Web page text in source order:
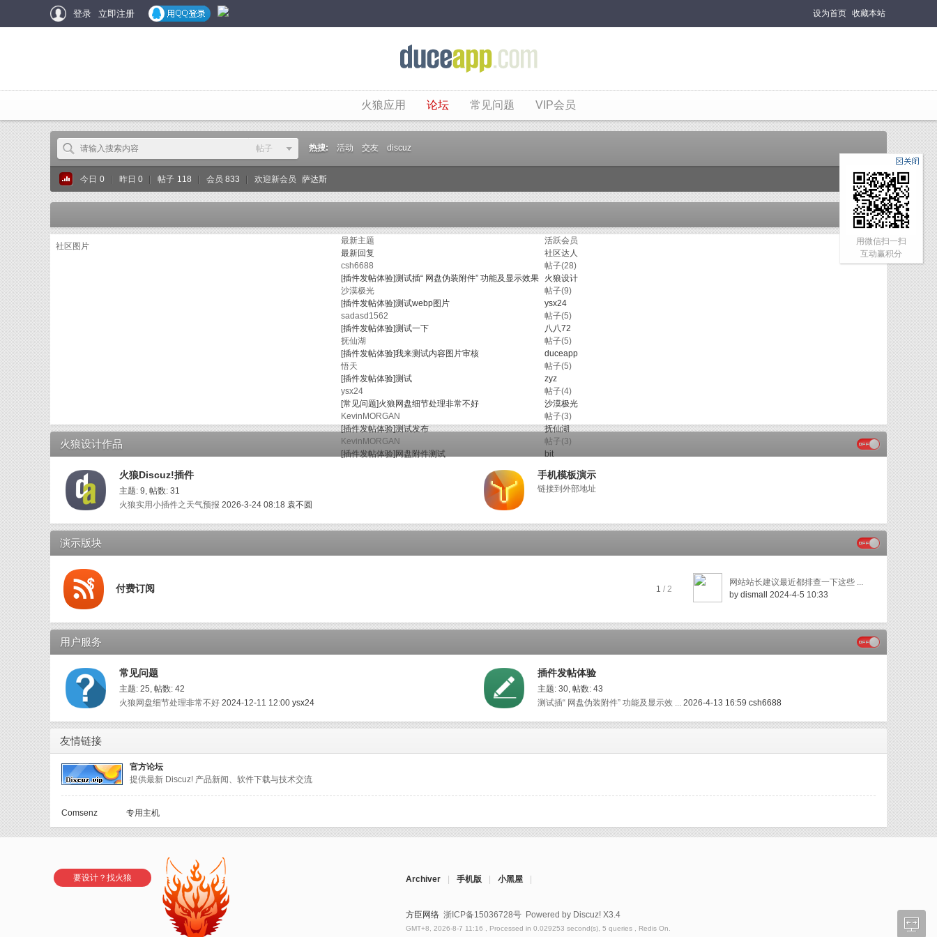
登录 立即注册 设为首页 收藏本站
火狼应用 论坛 常见问题 VIP会员
帖子
用户
热搜: 活动 交友 discuz
今日 0 昨日 0 帖子 118 会员 833 欢迎新会员 萨达斯
社区图片
最新主题
最新回复
csh6688
[插件发帖体验]测试插“ 网盘伪装附件” 功能及显示效果
沙漠极光
[插件发帖体验]测试webp图片
sadasd1562
[插件发帖体验]测试一下
抚仙湖
[插件发帖体验]我来测试内容图片审核
悟天
[插件发帖体验]测试
ysx24
[常见问题]火狼网盘细节处理非常不好
KevinMORGAN
[插件发帖体验]测试发布
KevinMORGAN
[插件发帖体验] 网盘附件测试
活跃会员
社区达人
帖子(28)
火狼设计
帖子(9)
ysx24
帖子(5)
八八72
帖子(5)
duceapp
帖子(5)
zyz
帖子(4)
沙漠极光
帖子(3)
抚仙湖
帖子(3)
bit
火狼设计作品
火狼Discuz!插件
主题: 9, 帖数: 31
火狼实用小插件之天气预报 2026-3-24 08:18 袁不圆
手机模板演示
链接到外部地址
演示版块
付费订阅 1 / 2
网站站长建议最近都排查一下这些 ...
by dismall 2024-4-5 10:33
用户服务
常见问题
主题: 25, 帖数: 42
火狼网盘细节处理非常不好 2024-12-11 12:00 ysx24
插件发帖体验
主题: 30, 帖数: 43
测试插“ 网盘伪装附件” 功能及显示效 ... 2026-4-13 16:59 csh6688
友情链接
官方论坛
提供最新 Discuz! 产品新闻、软件下载与技术交流
Comsenz 专用主机
用微信扫一扫
互动赢积分
要设计？找火狼 Archiver 手机版 小黑屋
方臣网络 浙ICP备15036728号 Powered by Discuz! X3.4
GMT+8, 2026-8-7 11:16 , Processed in 0.029253 second(s), 5 queries , Redis On.